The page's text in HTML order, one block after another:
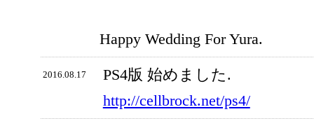
Happy Wedding For Yura.
2016.08.17
PS4版 始めました.
http://cellbrock.net/ps4/